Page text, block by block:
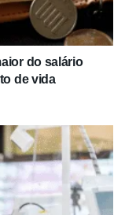
do salário
de vida